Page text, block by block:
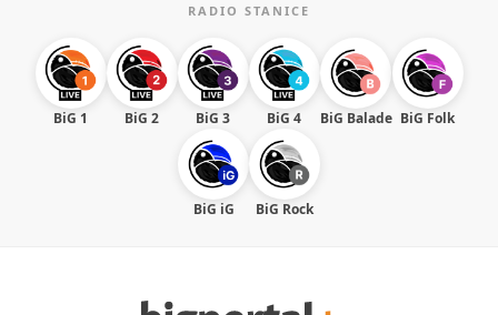
RADIO STANICE
BiG 1 BiG 2 BiG 3 BiG 4 BiG Balade BiG Folk
BiG iG BiG Rock